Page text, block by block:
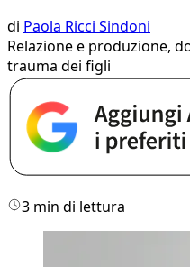
di Paola Ricci Sindoni
Relazione e produzione,
trauma dei figli
3 min di lettura